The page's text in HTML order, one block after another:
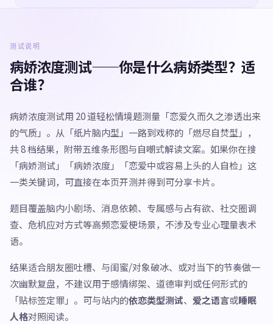
测试说明
病娇浓度测试——你是什么病娇类型？适
合谁？
病娇浓度测试用 20 道轻松情境题测量「恋爱久而久之渗透出来
的气质」。从「纸片脑内型」一路到戏称的「燃尽自焚型」，
共 8 档结果，附带五维条形图与自嘲式解读文案。如果你在搜
「病娇测试」「病娇浓度」「恋爱中或容易上头的人自检」这
一类关键词，可直接在本页开测并得到可分享卡片。
题目覆盖脑内小剧场、消息依赖、专属感与占有欲、社交圈调
查、危机应对方式等高频恋爱梗场景，不涉及专业心理量表术
语。
结果适合朋友圈吐槽、与闺蜜/对象破冰、或对当下的节奏做一
次幽默复盘，不建议用于感情绑架、道德审判或任何形式的
「贴标签定罪」。可与站内的依恋类型测试、 爱之语言或睡眠
人格对照阅读。